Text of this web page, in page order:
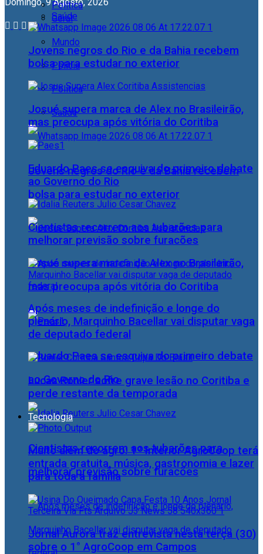
Geral
Mundo
Polícia
Política
Saúde
Jovens negros do Rio e da Bahia recebem
bolsa para estudar no exterior
Josué supera marca de Alex no Brasileirão,
mas preocupa após vitória do Coritiba
Eduardo Paes se esquiva do primeiro debate
ao Governo do Rio
Cientistas recorrem aos tubarões para
melhorar previsão sobre furacões
Política
Saúde
Jovens negros do Rio e da Bahia recebem
bolsa para estudar no exterior
Josué supera marca de Alex no Brasileirão,
mas preocupa após vitória do Coritiba
Eduardo Paes se esquiva do primeiro debate
ao Governo do Rio
Cientistas recorrem aos tubarões para
melhorar previsão sobre furacões
Após meses de indefinição e longe do
plenário, Marquinho Bacellar vai disputar vaga
de deputado federal
Lucas Ronier sofre grave lesão no Coritiba e
perde restante da temporada
Tecnologia
Muito além do agro: 1º Interior AgroCoop terá
entrada gratuita, música, gastronomia e lazer
para toda a família
Jornal Aurora traz entrevista nesta terça (30)
sobre o 1° AgroCoop em Campos